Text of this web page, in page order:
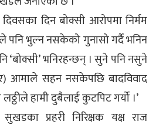
दिवसका दिन बोक्सी आरोपमा निर्मम
पनि भुल्न नसकेको गुनासो गर्दै भनिन
भनिरहन्छन् । सुने पनि नसुने
आमाले सहन नसकेपछि बादविवाद
हामी दुबैलाई कुटपिट गर्यो ।’
सुखडका प्रहरी निरिक्षक यक्ष राज